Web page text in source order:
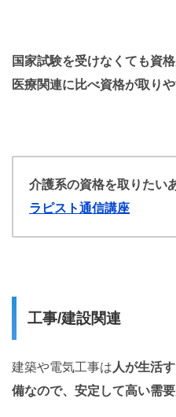
国家試験を受けなくても資
医療関連に比べ資格が取り
介護系の資格を取りたい
ラピスト通信講座
工事/建設関連
建築や電気工事は 人が生活
備なので、安定して高い需要